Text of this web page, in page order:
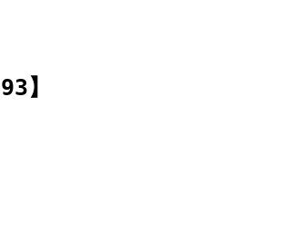
】